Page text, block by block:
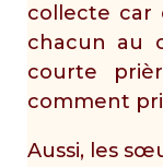
collecte car
chacun au
courte
comment
Aussi, les